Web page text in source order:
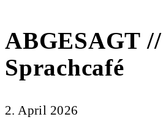
ABGESAGT
Sprachcafé
2. April 2026